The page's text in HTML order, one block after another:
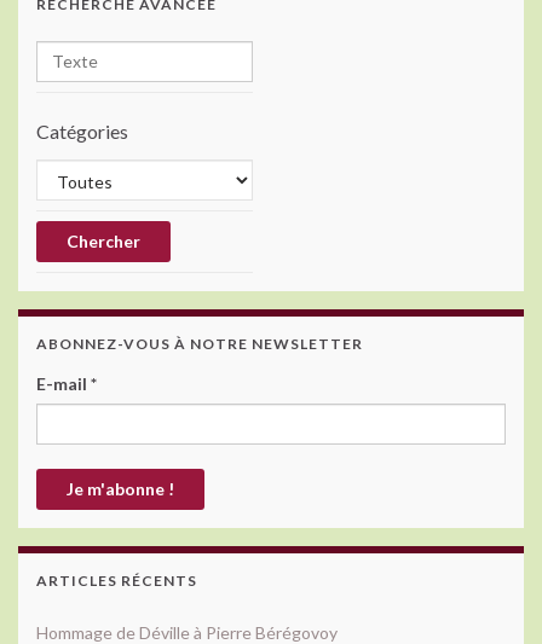
RECHERCHE AVANCÉE
Catégories
ABONNEZ-VOUS À NOTRE NEWSLETTER
E-mail *
ARTICLES RÉCENTS
Hommage de Déville à Pierre Bérégovoy